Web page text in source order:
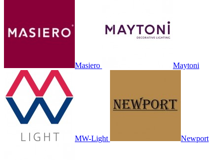
Masiero Maytoni
MW-Light Newport